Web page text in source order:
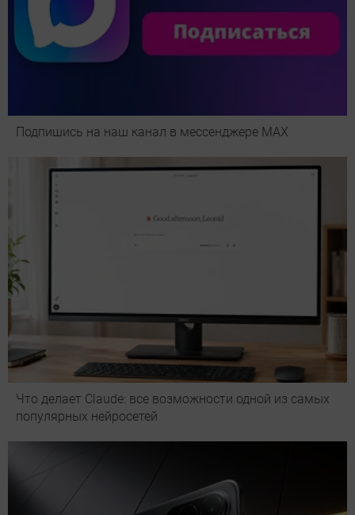
Подпишись на наш канал в мессенджере МАХ
Что делает Сlaude: все возможности одной из самых
популярных нейросетей